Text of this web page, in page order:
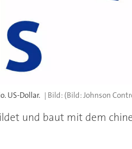
US-Dollar. (Bild: Johnson
und baut mit dem